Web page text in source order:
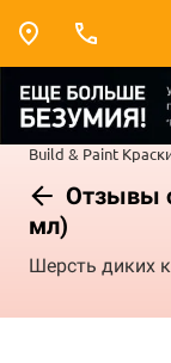
Build & Paint
Отзывы
мл)
Шерсть диких